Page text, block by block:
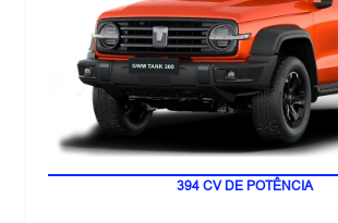
MOTOR 2.0 TURBO